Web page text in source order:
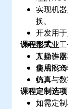
实现机
换。
开发用
在工业
人操作
使用混
统。
课程形式
互动讲座
集成
仿真与数
课程定制选项
如需定